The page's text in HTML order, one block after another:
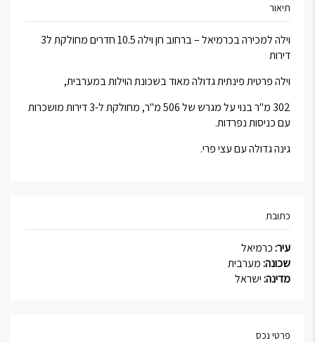
תיאור
וילה למכירה בכרמיאל – ברחוב חן וילה 10.5 חדרים מחולקת ל3
דירות
וילה פרטית פינתית גדולה מאוד בשכונת הוילות במערבית,
302 מ"ר בנוי על מגרש של 506 מ"ר, מחולקת ל-3 דירות מושכרות
עם כניסות נפרדות.
גינה גדולה עם עצי פרי.
כתובת
עיר:כרמיאל
שכונה:מערבית
מדינה:ישראל
פרטי נכס